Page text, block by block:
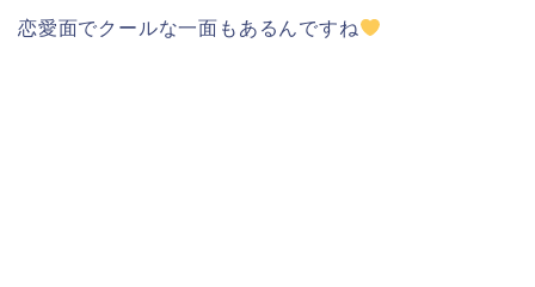
恋愛面でクールな一面もあるんですね